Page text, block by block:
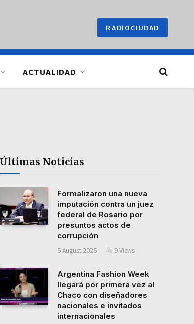
RADIOCIUDAD
ACTUALIDAD
Últimas Noticias
Formalizaron una nueva
imputación contra un juez
federal de Rosario por
presuntos actos de
corrupción
6 August 2026 9 Views
Argentina Fashion Week
llegará por primera vez al
Chaco con diseñadores
nacionales e invitados
internacionales